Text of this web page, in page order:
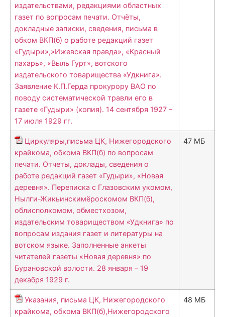
издательствами, редакциями областных
газет по вопросам печати. Отчёты,
докладные записки, сведения, письма в
обком ВКП(б) о работе редакций газет
«Гудыри»,»Ижевская правда», «Красный
пахарь», «Выль Гурт», вотского
издательского товарищества «Удкнига».
Заявление К.П.Герда прокурору ВАО по
поводу систематической травли его в
газете «Гудыри» (копия). 14 сентября 1927 –
17 июля 1929 гг.
Циркуляры,письма ЦК, Нижегородского
крайкома, обкома ВКП(б) по вопросам
печати. Отчеты, доклады, сведения о
работе редакций газет «Гудыри», «Новая
деревня». Переписка с Глазовским укомом,
Нылги-Жикьинскимёроскомом ВКП(б),
облисполкомом, обместхозом,
издательским товариществом «Удкнига» по
вопросам издания газет и литературы на
вотском языке. Заполненные анкеты
читателей газеты «Новая деревня» по
Бурановской волости. 28 января – 19
декабря 1929 г.
47 МБ
Указания, письма ЦК, Нижегородского
крайкома, обкома ВКП(б),Нижегородского
48 МБ